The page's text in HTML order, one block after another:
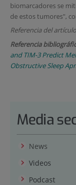
biomarcadores se
de estos tumores",
Referencia del
Referencia
and TIM-3 Predict
Obstructive Sleep
Media
News
Videos
Podcast